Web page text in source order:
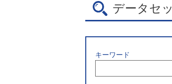
データセ
キーワード